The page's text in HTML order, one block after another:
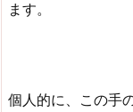
ます。
個人的に、この手